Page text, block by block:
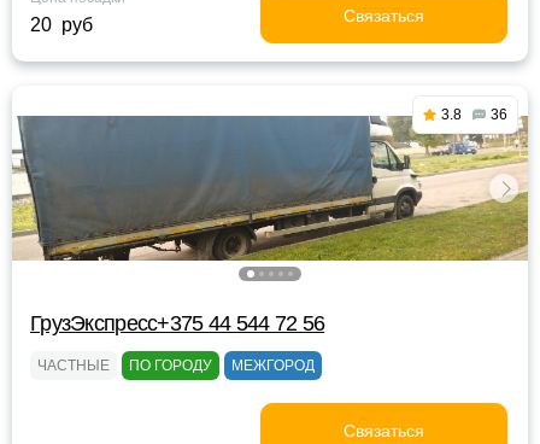
20 руб Связаться
3.8 36
ГрузЭкспресс+375 44 544 72 56
ЧАСТНЫЕ ПО ГОРОДУ МЕЖГОРОД
Связаться